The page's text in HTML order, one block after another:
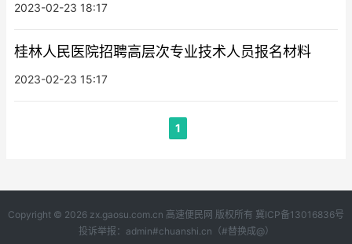
2023-02-23 18:17
桂林人民医院招聘高层次专业技术人员报名材料
2023-02-23 15:17
1
Copyright © 2026 zx.gaosu.com.cn 高速便民网 版权所有 冀ICP备13016836号
投诉举报：admin#chuanshi.cn（#替换成@）